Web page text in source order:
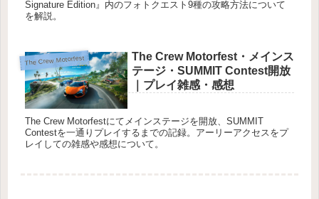
Signature Edition』内のフォトクエスト9種の攻略方法について
を解説。
The Crew Motorfest
The Crew Motorfest・メインス
テージ・SUMMIT Contest開放
｜プレイ雑感・感想
The Crew Motorfestにてメインステージを開放、SUMMIT
Contestを一通りプレイするまでの記録。アーリーアクセスをプ
レイしての雑感や感想について。